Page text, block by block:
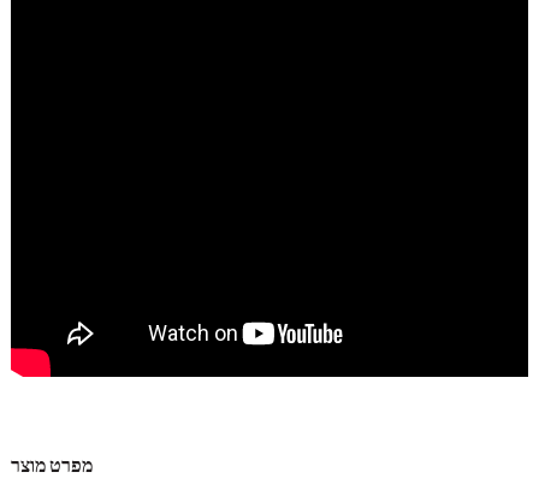
מפרט מוצר